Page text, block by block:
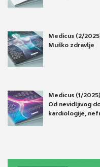
Medicus (2/
Muško zdravlje
Medicus (1/2025)
Od nevidljivog
kardiologije,